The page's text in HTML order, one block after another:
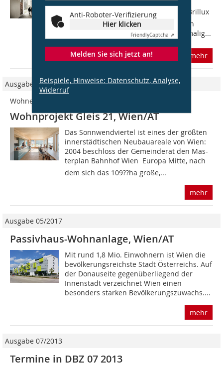
Anti-Roboter-Verifizierung
Hier klicken
FriendlyCaptcha ⇗
Melden Sie sich jetzt an!
Beispiele, Hinweise: Datenschutz, Analyse,
Widerruf
Zeitgemäße Konzepte für den
Wohnungsbau widmete sich das 22. Brillux
Architektenforum dem vieldiskutierten
Thema bezahlbarer Wohnraum. Erstmalig...
mehr
Ausgabe 04/2020
Wohnen in Gemeinschaft
Wohnprojekt Gleis 21, Wien/AT
Das Sonnwendviertel ist eines der größten
innerstädtischen Neubauareale von Wien:
2004 beschloss der Gemeinderat den Mas-
terplan Bahnhof Wien  Europa Mitte, nach
dem sich das 109??ha große,...
mehr
Ausgabe 05/2017
Passivhaus-Wohnanlage, Wien/AT
Mit rund 1,8 Mio. Einwohnern ist Wien die
bevölkerungsreichste Stadt Österreichs. Auf
der Donauseite gegenüberliegend der
Innenstadt verzeichnet Wien einen
besonders starken Bevölkerungszuwachs....
mehr
Ausgabe 07/2013
Termine in DBZ 07 2013